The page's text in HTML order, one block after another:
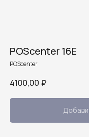
POScenter 16E
POScenter
4100,00 ₽